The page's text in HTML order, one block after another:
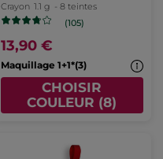
Crayon 1.1 g - 8 teintes
(105)
13,90 €
Maquillage 1+1*(3)
CHOISIR
COULEUR (8)